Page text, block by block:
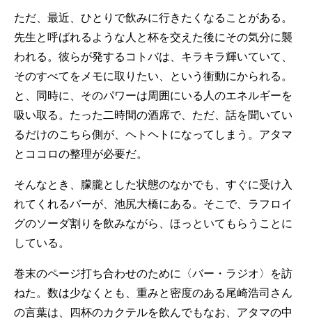
ただ、最近、ひとりで飲みに行きたくなることがある。
先生と呼ばれるような人と杯を交えた後にその気分に襲
われる。彼らが発するコトバは、キラキラ輝いていて、
そのすべてをメモに取りたい、という衝動にかられる。
と、同時に、そのパワーは周囲にいる人のエネルギーを
吸い取る。たった二時間の酒席で、ただ、話を聞いてい
るだけのこちら側が、ヘトヘトになってしまう。アタマ
とココロの整理が必要だ。
そんなとき、朦朧とした状態のなかでも、すぐに受け入
れてくれるバーが、池尻大橋にある。そこで、ラフロイ
グのソーダ割りを飲みながら、ほっといてもらうことに
している。
巻末のページ打ち合わせのために〈バー・ラジオ〉を訪
ねた。数は少なくとも、重みと密度のある尾崎浩司さん
の言葉は、四杯のカクテルを飲んでもなお、アタマの中